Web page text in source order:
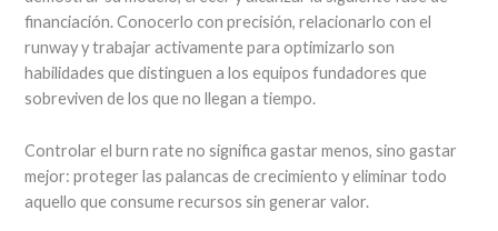
financiación. Conocerlo con precisión, relacionarlo con el
runway y trabajar activamente para optimizarlo son
habilidades que distinguen a los equipos fundadores que
sobreviven de los que no llegan a tiempo.
Controlar el burn rate no significa gastar menos, sino gastar
mejor: proteger las palancas de crecimiento y eliminar todo
aquello que consume recursos sin generar valor.